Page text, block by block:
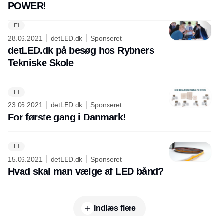
POWER!
El
28.06.2021 detLED.dk Sponseret
detLED.dk på besøg hos Rybners
Tekniske Skole
El
23.06.2021 detLED.dk Sponseret
For første gang i Danmark!
El
15.06.2021 detLED.dk Sponseret
Hvad skal man vælge af LED bånd?
Indlæs flere